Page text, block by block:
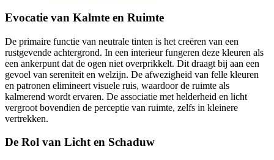
Evocatie van Kalmte en Ruimte
De primaire functie van neutrale tinten is het creëren van een
rustgevende achtergrond. In een interieur fungeren deze kleuren als
een ankerpunt dat de ogen niet overprikkelt. Dit draagt bij aan een
gevoel van sereniteit en welzijn. De afwezigheid van felle kleuren
en patronen elimineert visuele ruis, waardoor de ruimte als
kalmerend wordt ervaren. De associatie met helderheid en licht
vergroot bovendien de perceptie van ruimte, zelfs in kleinere
vertrekken.
De Rol van Licht en Schaduw